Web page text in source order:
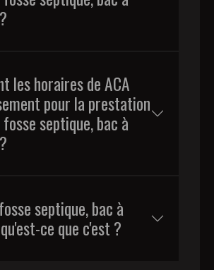
les horaires de ACA
pour la prestation
septique, bac à
septique, bac à
ce que c'est ?